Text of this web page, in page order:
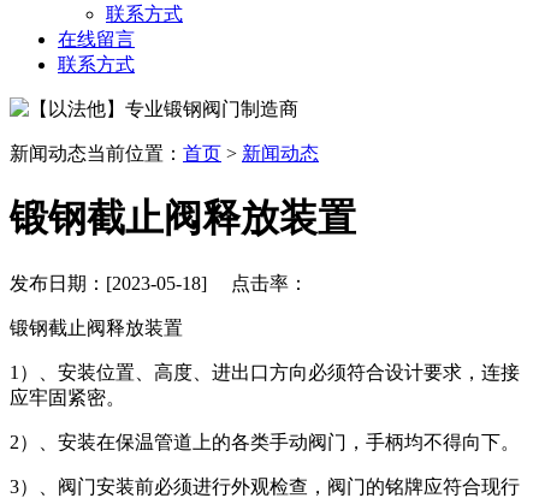
联系方式
在线留言
联系方式
新闻动态当前位置： 首页 > 新闻动态
锻钢截止阀释放装置
发布日期：[2023-05-18] 点击率：
锻钢截止阀释放装置
1）、安装位置、高度、进出口方向必须符合设计要求，连接
应牢固紧密。
2）、安装在保温管道上的各类手动阀门，手柄均不得向下。
3）、阀门安装前必须进行外观检查，阀门的铭牌应符合现行